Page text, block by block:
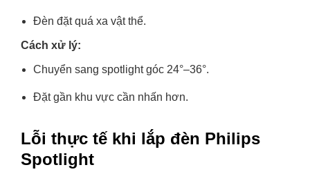
Đèn đặt quá xa vật thể.
Cách xử lý:
Chuyển sang spotlight góc 24°–36°.
Đặt gần khu vực cần nhấn hơn.
Lỗi thực tế khi lắp đèn Philips
Spotlight